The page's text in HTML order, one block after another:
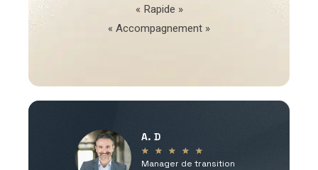
« Rapide »
« Accompagnement »
A. D
★ ★ ★ ★ ★
Manager de transition